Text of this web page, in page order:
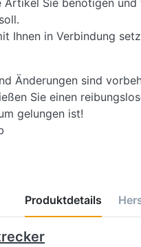
Artikel Sie benötigen
Ihnen in Verbindung
Änderungen sind
Sie einen
gelungen ist!
Produktdetails